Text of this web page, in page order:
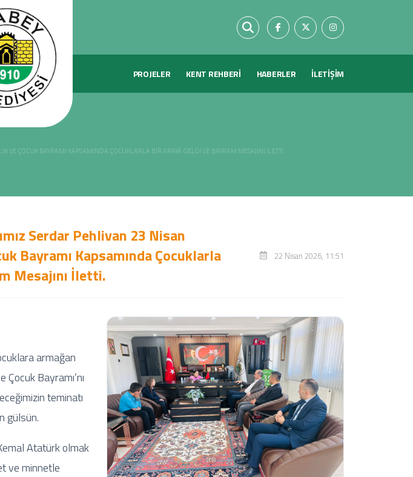
PROJELER KENT REHBERİ HABERLER İLETİŞİM
ÇOCUK BAYRAMI KAPSAMINDA ÇOCUKLARLA BIR ARAYA GELDI VE BAYRAM MESAJINI İLETTI.
Serdar Pehlivan 23 Nisan
Bayramı Kapsamında Çocuklarla
Mesajını İletti.
22 Nisan 2026, 11:51
armağan
Bayramı’nı
teminatı
gülsün.
Atatürk olmak
ve minnetle